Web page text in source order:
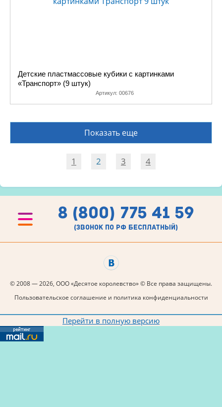
Детские пластмассовые кубики с картинками
«Транспорт» (9 штук)
Артикул: 00676
Показать еще
1 2 3 4
8 (800) 775 41 59
(звонок по рф бесплатный)
© 2008 — 2026, ООО «Десятое королевство» © Все права защищены.
Пользовательское соглашение и политика конфиденциальности
Перейти в полную версию